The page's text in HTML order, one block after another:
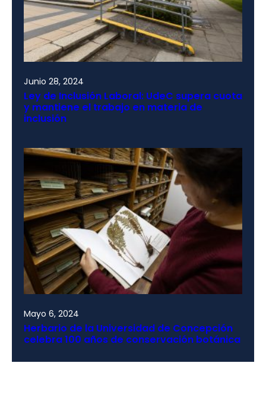
Junio 28, 2024
Ley de Inclusión Laboral: UdeC supera cuota
y mantiene el trabajo en materia de
inclusión
Mayo 6, 2024
Herbario de la Universidad de Concepción
celebra 100 años de conservación botánica